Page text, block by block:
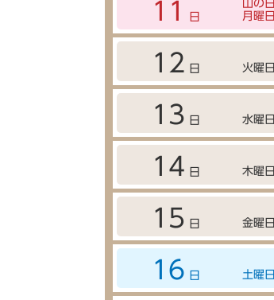
11 日
山の日
月曜日
12 日 火曜日
13 日 水曜日
14 日 木曜日
15 日 金曜日
16 日 土曜日